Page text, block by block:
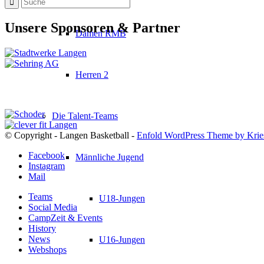
Damen RMB
Herren 2
Die Talent-Teams
Männliche Jugend
U18-Jungen
U16-Jungen
Unsere Sponsoren & Partner
© Copyright - Langen Basketball - Enfold WordPress Theme by
Facebook
Instagram
Mail
Teams
Social Media
CampZeit & Events
History
News
Webshops